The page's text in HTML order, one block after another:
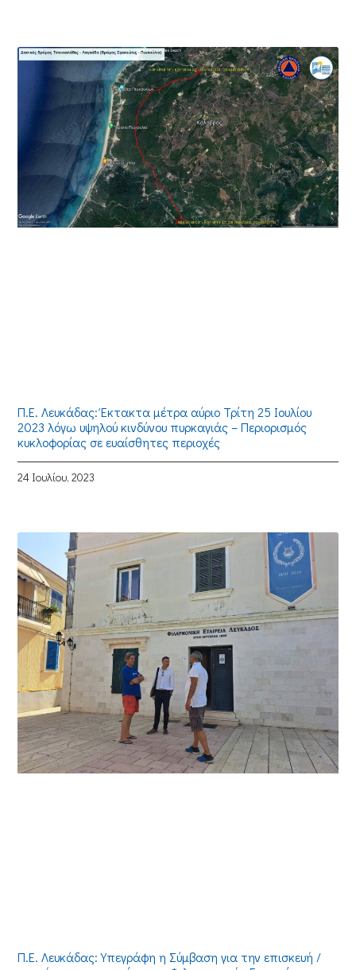
Π.Ε. Λευκάδας: Έκτακτα μέτρα αύριο Τρίτη 25 Ιουλίου
2023 λόγω υψηλού κινδύνου πυρκαγιάς – Περιορισμός
κυκλοφορίας σε ευαίσθητες περιοχές
24 Ιουλίου, 2023
Π.Ε. Λευκάδας: Υπεγράφη η Σύμβαση για την επισκευή /